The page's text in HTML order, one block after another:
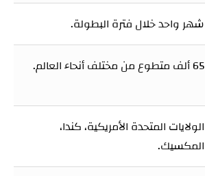
شهر واحد خلال فترة البطولة.
65 ألف متطوع من مختلف أنحاء العالم.
الولايات المتحدة الأمريكية، كندا،
المكسيك.